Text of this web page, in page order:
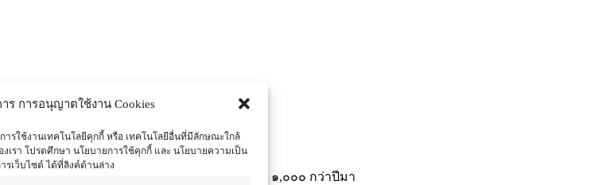
ร การอนุญาตใช้งาน Cookies
ารใช้งานเทคโนโลยีคุกกี้ หรือ เทคโนโลยีอื่นที่มีลักษณะใกล้
เรา โปรดศึกษา นโยบายการใช้คุกกี้ และ นโยบายความเป็น
เว็บไซต์ ได้ที่ลิงค์ด้านล่าง
นทราควิโนน (Anthraquinones)
มานานแล้ว และได้นำมาใช้ในยุโรป ตั้งแต่สมัย ๑,๐๐๐ กว่าปีมา